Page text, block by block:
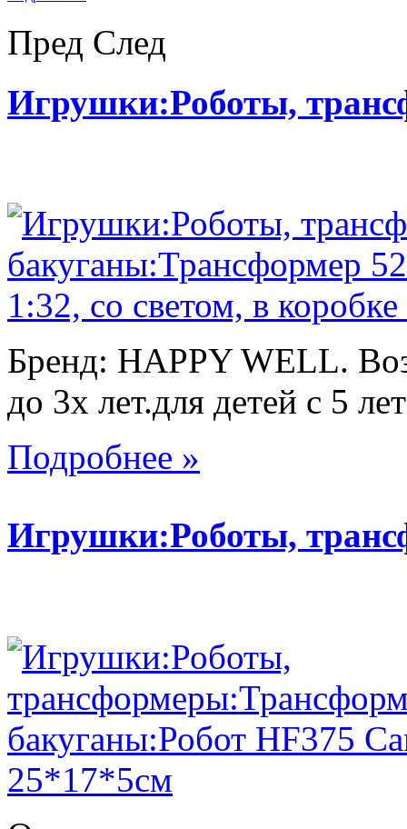
Пред След
Игрушки:Роботы,
Бренд: HAPPY WELL.
до 3х лет.для детей с 5 лет
Подробнее »
Игрушки:Роботы,